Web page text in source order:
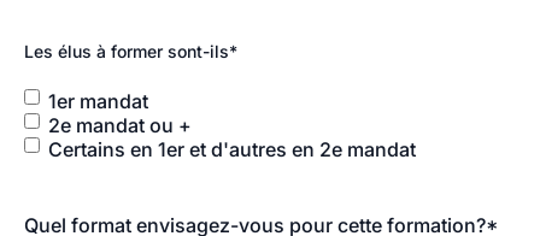
Les élus à former sont-ils*
1er mandat
2e mandat ou +
Certains en 1er et d'autres en 2e mandat
Quel format envisagez-vous pour cette formation?*